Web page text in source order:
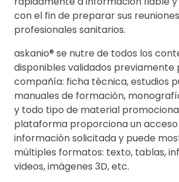
con el fin de preparar sus
profesionales sanitarios.
askanio® se nutre de todos los
disponibles validados previamente
compañía: ficha técnica, estudios
manuales de formación,
y todo tipo de material
plataforma proporciona un
información solicitada y puede
múltiples formatos: texto, tablas,
videos, imágenes 3D, etc.